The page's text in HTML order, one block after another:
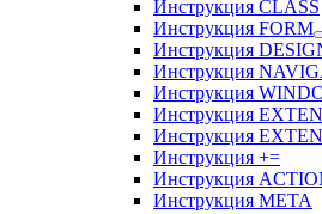
Инструкция CLASS
Инструкция FORM
Инструкция
Инструкция
Инструкция
Инструкция
Инструкция
Инструкция +=
Инструкция
Инструкция META